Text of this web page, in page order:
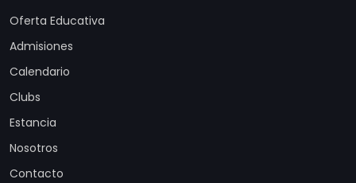
Oferta Educativa
Admisiones
Calendario
Clubs
Estancia
Nosotros
Contacto